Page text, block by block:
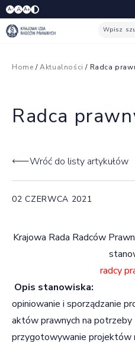
A- A A+
Wpisz
Home /Aktualności / Radca
Radca
Wróć do listy artykułów
02 CZERWCA 2021
Krajowa Rada Radców
radcy
Opis stanowiska:
opiniowanie i sporządzanie
aktów prawnych na potrzeby
przygotowywanie projektów